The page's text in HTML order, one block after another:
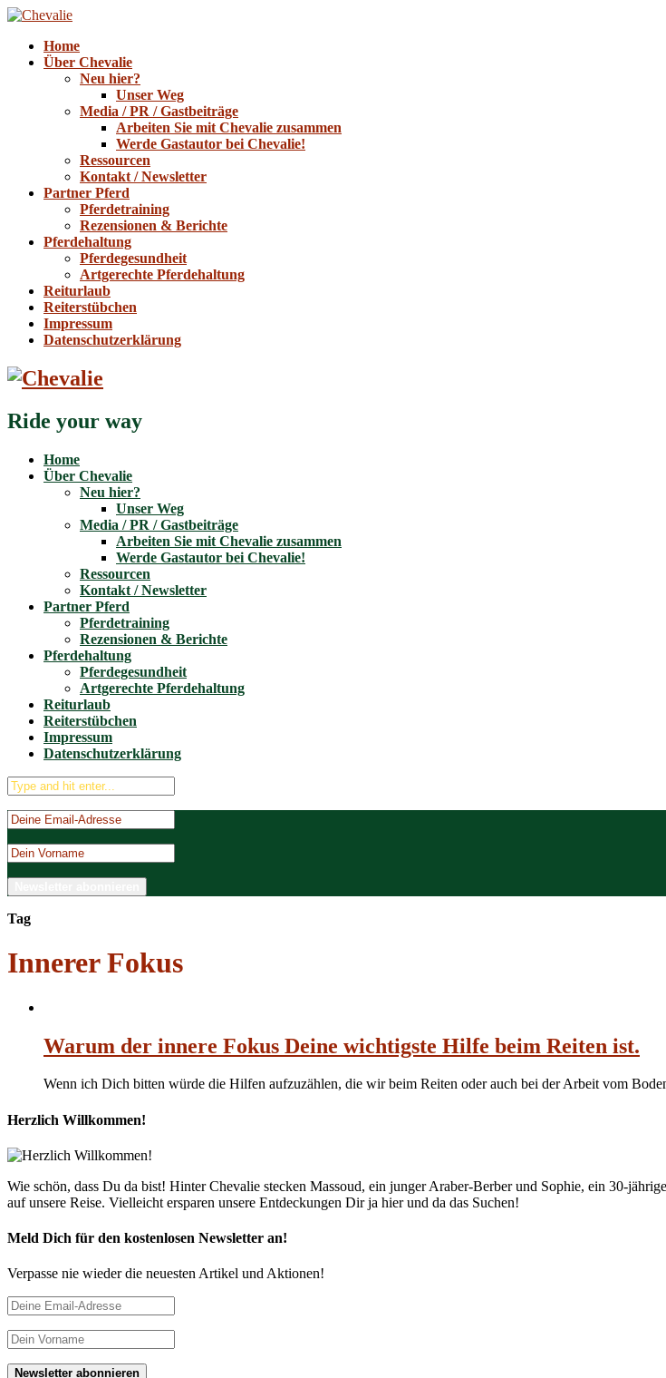
Home
Über Chevalie
Neu hier?
Unser Weg
Media / PR / Gastbeiträge
Arbeiten Sie mit Chevalie zusammen
Werde Gastautor bei Chevalie!
Ressourcen
Kontakt / Newsletter
Partner Pferd
Pferdetraining
Rezensionen & Berichte
Pferdehaltung
Pferdegesundheit
Artgerechte Pferdehaltung
Reiturlaub
Reiterstübchen
Impressum
Datenschutzerklärung
Ride your way
Home
Über Chevalie
Neu hier?
Unser Weg
Media / PR / Gastbeiträge
Arbeiten Sie mit Chevalie zusammen
Werde Gastautor bei Chevalie!
Ressourcen
Kontakt / Newsletter
Partner Pferd
Pferdetraining
Rezensionen & Berichte
Pferdehaltung
Pferdegesundheit
Artgerechte Pferdehaltung
Reiturlaub
Reiterstübchen
Impressum
Datenschutzerklärung
Tag
Innerer Fokus
Warum der innere Fokus Deine wichtigste Hilfe beim Reiten ist.
Wenn ich Dich bitten würde die Hilfen aufzuzählen, die wir beim Reiten oder auch bei der Arbeit vom
Herzlich Willkommen!
Wie schön, dass Du da bist! Hinter Chevalie stecken Massoud, ein junger Araber-Berber und Sophie, ein 30-
auf unsere Reise. Vielleicht ersparen unsere Entdeckungen Dir ja hier und da das Suchen!
Meld Dich für den kostenlosen Newsletter an!
Verpasse nie wieder die neuesten Artikel und Aktionen!